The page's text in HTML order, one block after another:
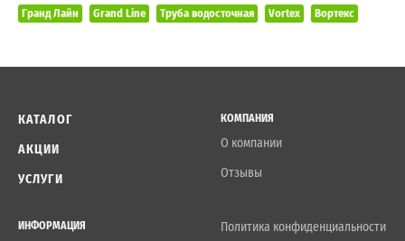
Гранд Лайн Grand Line Труба водосточная Vortex Вортекс
КАТАЛОГ
АКЦИИ
УСЛУГИ
КОМПАНИЯ
О компании
Отзывы
ИНФОРМАЦИЯ
Политика конфиденциальности